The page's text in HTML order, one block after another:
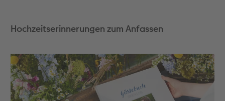
Hochzeitserinnerungen zum Anfassen